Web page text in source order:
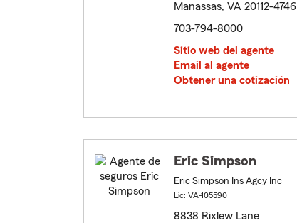
Manassas, VA 20112-4746
703-794-8000
Sitio web del agente
Email al agente
Obtener una cotización
Eric Simpson
Eric Simpson Ins Agcy Inc
Lic: VA-105590
8838 Rixlew Lane